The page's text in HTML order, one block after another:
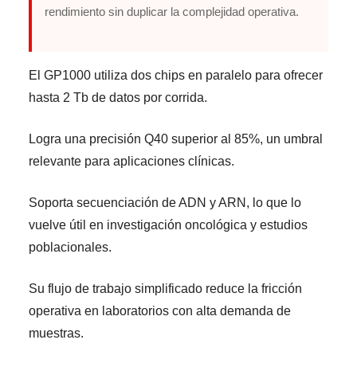
rendimiento sin duplicar la complejidad operativa.
El GP1000 utiliza dos chips en paralelo para ofrecer
hasta 2 Tb de datos por corrida.
Logra una precisión Q40 superior al 85%, un umbral
relevante para aplicaciones clínicas.
Soporta secuenciación de ADN y ARN, lo que lo
vuelve útil en investigación oncológica y estudios
poblacionales.
Su flujo de trabajo simplificado reduce la fricción
operativa en laboratorios con alta demanda de
muestras.